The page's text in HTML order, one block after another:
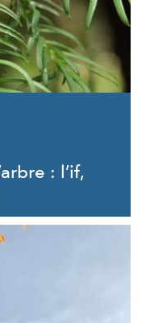
: l’if,